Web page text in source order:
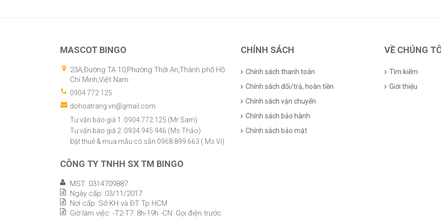
MASCOT BINGO
23A,Đường TA 10,Phường Thới An,Thành phố Hồ
Chí Minh,Việt Nam
0904 772 125
dohoatrang.vn@gmail.com
Tư vấn báo giá 1 :0904.772.125 (Mr Sam)
Tư vấn báo giá 2 :0934.945.946 (Ms Thảo)
Đặt thuê & mua mẫu có sẵn 0968.899.663 ( Ms Vi)
CÔNG TY TNHH SX TM BINGO
MST: 0314709887
Ngày cấp: 03/11/2017
Nơi cấp: Sở KH và ĐT Tp HCM
Giờ làm việc: -T2-T7: 8h-19h -CN: Gọi điện trước
CHÍNH SÁCH
Chính sách thanh toán
Chính sách đổi/trả, hoàn tiền
Chính sách vận chuyển
Chính sách bảo hành
Chính sách bảo mật
VỀ CHÚNG
Tìm kiếm
Giới thiệu